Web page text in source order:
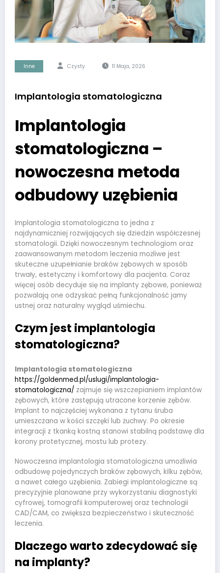
Inne Czysty 11 Maja, 2026
Implantologia stomatologiczna
Implantologia
stomatologiczna –
nowoczesna metoda
odbudowy uzębienia
Implantologia stomatologiczna to jedna z
najdynamiczniej rozwijających się dziedzin współczesnej
stomatologii. Dzięki nowoczesnym technologiom oraz
zaawansowanym metodom leczenia możliwe jest
skuteczne uzupełnianie braków zębowych w sposób
trwały, estetyczny i komfortowy dla pacjenta. Coraz
więcej osób decyduje się na implanty zębowe, ponieważ
pozwalają one odzyskać pełną funkcjonalność jamy
ustnej oraz naturalny wygląd uśmiechu.
Czym jest implantologia
stomatologiczna?
Implantologia stomatologiczna
https://goldenmed.pl/uslugi/implantologia-
stomatologiczna/ zajmuje się wszczepianiem implantów
zębowych, które zastępują utracone korzenie zębów.
Implant to najczęściej wykonana z tytanu śruba
umieszczana w kości szczęki lub żuchwy. Po okresie
integracji z tkanką kostną stanowi stabilną podstawę dla
korony protetycznej, mostu lub protezy.
Nowoczesna implantologia stomatologiczna umożliwia
odbudowę pojedynczych braków zębowych, kilku zębów,
a nawet całego uzębienia. Zabiegi implantologiczne są
precyzyjnie planowane przy wykorzystaniu diagnostyki
cyfrowej, tomografii komputerowej oraz technologii
CAD/CAM, co zwiększa bezpieczeństwo i skuteczność
leczenia.
Dlaczego warto zdecydować się
na implanty?